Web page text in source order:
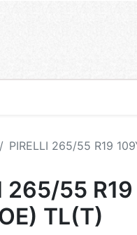
PIRELLI 265/55 R19
265/55
TL(T)